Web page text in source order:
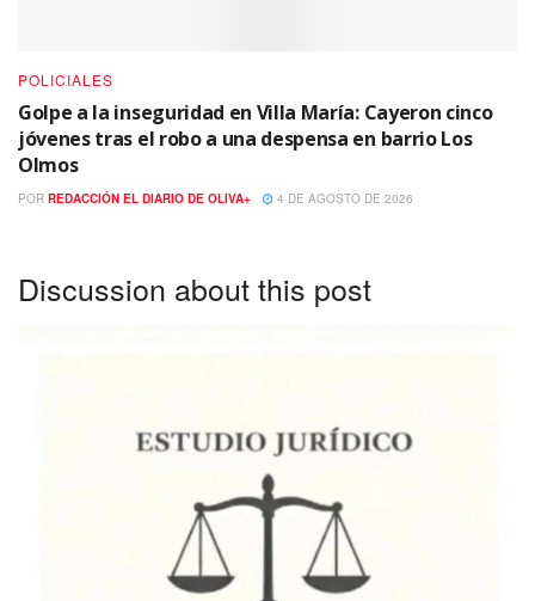
POLICIALES
Golpe a la inseguridad en Villa María: Cayeron cinco
jóvenes tras el robo a una despensa en barrio Los
Olmos
POR REDACCIÓN EL DIARIO DE OLIVA+ 4 DE AGOSTO DE 2026
Discussion about this post